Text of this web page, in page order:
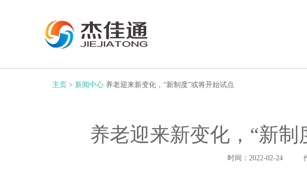
主页 > 新闻中心 养老迎来新变化，“新制度”或将开始试点
养老迎来新变化，“新制
时间：2022-02-24